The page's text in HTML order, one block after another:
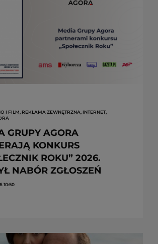
I FILM, REKLAMA ZEWNĘTRZNA, INTERNET,
GRUPY AGORA
KONKURS
ROKU” 2026.
NABÓR ZGŁOSZEŃ
10:50